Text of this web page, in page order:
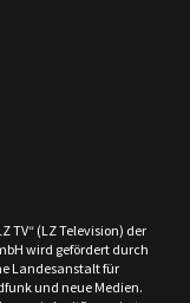
TV“ (LZ Television) der
wird gefördert durch
Landesanstalt für
und neue Medien.